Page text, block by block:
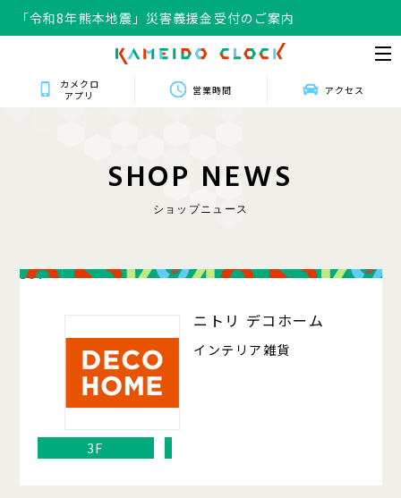
「令和8年熊本地震」災害義援金受付のご案内
カメクロ
アプリ
営業時間 アクセス
SHOP NEWS
ショップニュース
301
ニトリ デコホーム
インテリア雑貨
3F